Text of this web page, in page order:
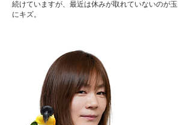
続けていますが、最近は休みが取れていないのが玉
にキズ。